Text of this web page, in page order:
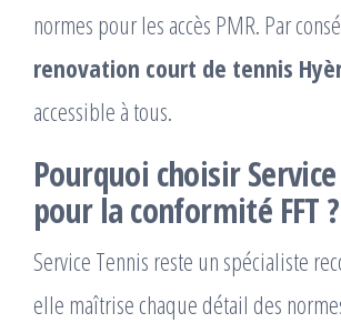
normes pour les accès PMR. Par
renovation court de tennis
accessible à tous.
Pourquoi choisir
pour la conformité FFT ?
Service Tennis reste un spécialiste
elle maîtrise chaque détail des